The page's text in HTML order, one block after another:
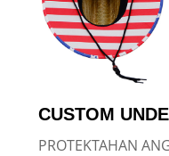
CUSTOM
PROTEKTAHAN